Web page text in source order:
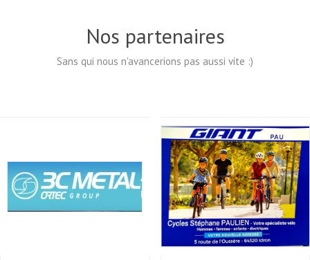
Nos partenaires
Sans qui nous n'avancerions pas aussi vite :)